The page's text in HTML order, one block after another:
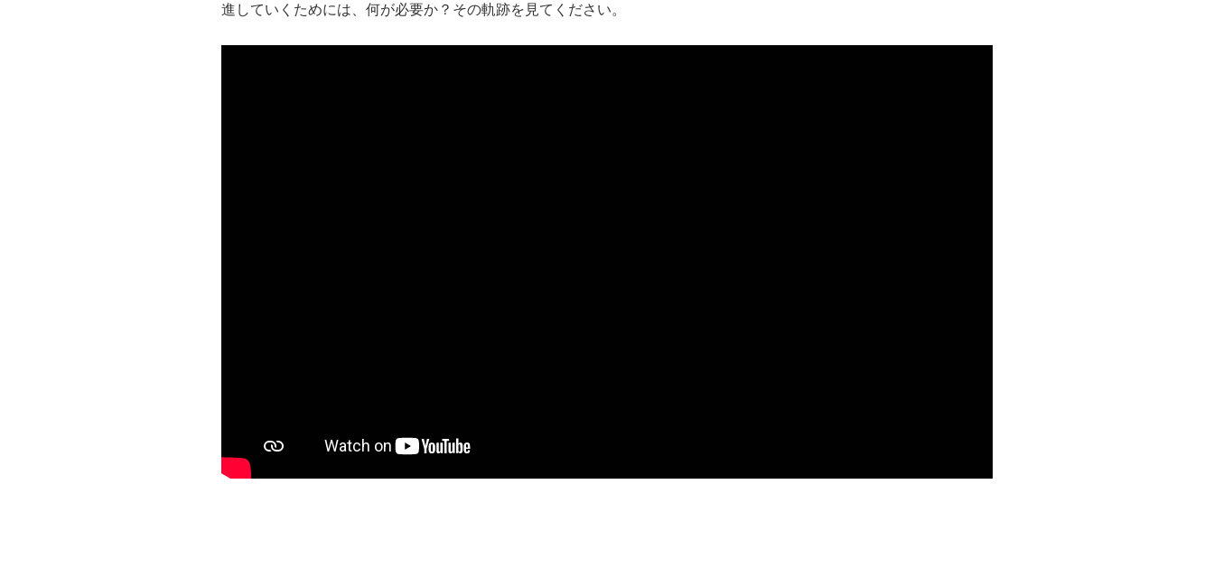
進していくためには、何が必要か？その軌跡を見てください。